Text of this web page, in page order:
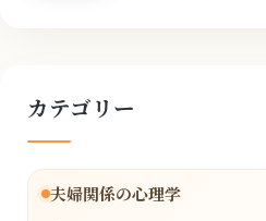
カテゴリー
夫婦関係の心理学